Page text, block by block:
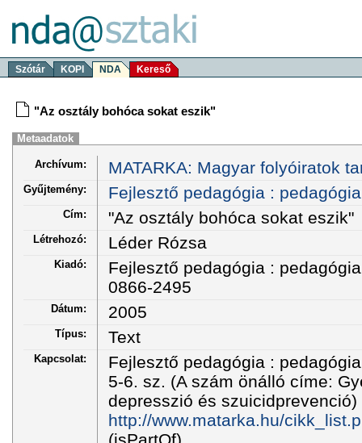
Szótár KOPI NDA Kereső
"Az osztály bohóca sokat eszik"
Metaadatok
Archívum: MATARKA: Magyar folyóiratok
Gyűjtemény: Fejlesztő pedagógia :
Cím: "Az osztály bohóca sokat eszik"
Létrehozó: Léder Rózsa
Kiadó:
Fejlesztő pedagógia :
0866-2495
Dátum: 2005
Típus: Text
Kapcsolat:
Fejlesztő pedagógia :
5-6. sz. (A szám önálló címe:
depresszió és szuicidprevenció)
http://www.matarka.hu/
(isPartOf)